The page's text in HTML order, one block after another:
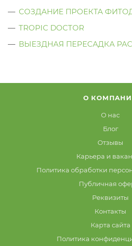
СОЗДАНИЕ ПРОЕКТА
TROPIC DOCTOR
ВЫЕЗДНАЯ ПЕРЕСАДКА
О
О нас
Блог
Отзывы
Карьера и
Политика обработки
Публичная
Реквизиты
Контакты
Карта сайта
Политика